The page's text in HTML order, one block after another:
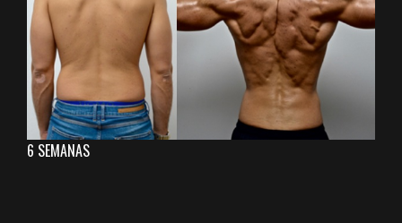
6 SEMANAS